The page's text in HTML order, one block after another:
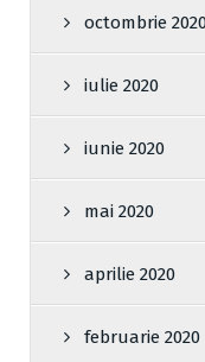
octombrie
iulie 2020
iunie 2020
mai 2020
aprilie 2020
februarie 2020